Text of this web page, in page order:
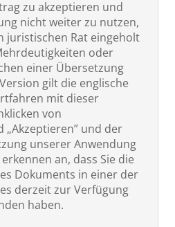
zu akzeptieren und
nicht weiter zu nutzen,
juristischen Rat eingeholt
oder
einer Übersetzung
gilt die englische
mit dieser
von
„Akzeptieren” und der
unserer Anwendung
an, dass Sie die
Dokuments in einer der
derzeit zur Verfügung
haben.